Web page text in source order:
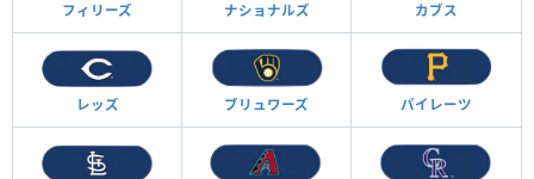
フィリーズ ナショナルズ カブス
レッズ ブリュワーズ パイレーツ